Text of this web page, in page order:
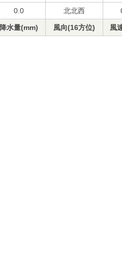
0.0 北北西
降水量(mm) 風向(16方位) 風